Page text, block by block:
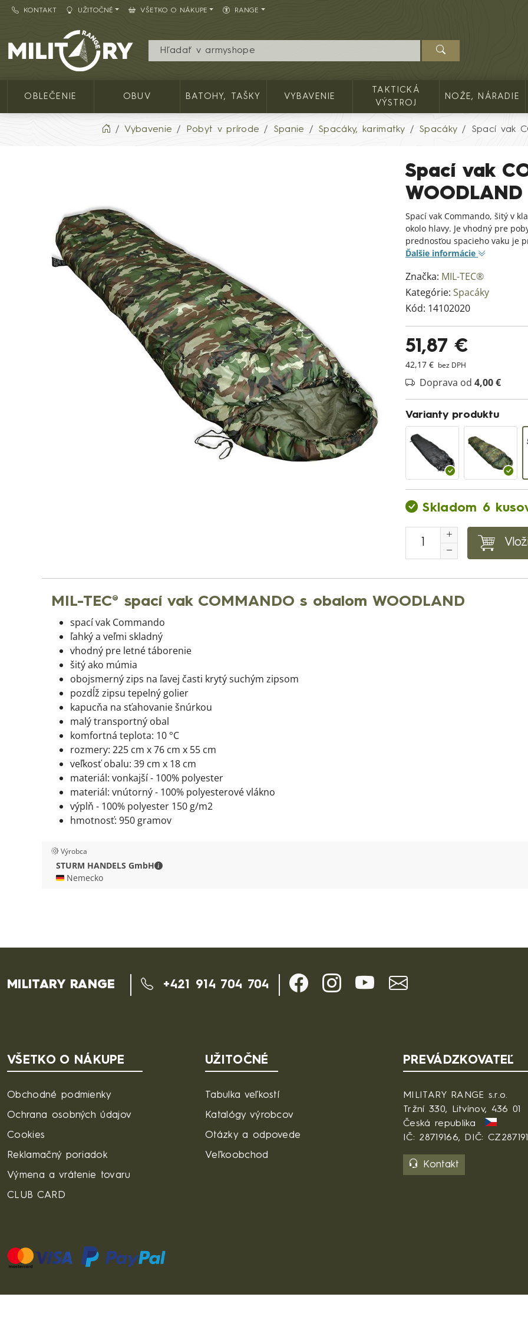
KONTAKT UŽITOČNÉ VŠETKO O NÁKUPE RANGE
Army shop MILITARY RANGE SK
OBLEČENIE OBUV BATOHY, TAŠKY VYBAVENIE
TAKTICKÁ
VÝSTROJ
NOŽE, NÁRADIE
Vybavenie Pobyt v prírode Spanie Spacáky, karimatky Spacáky Spací vak
Spací vak
WOODLAND
Spací vak Commando, šitý v
okolo hlavy. Je vhodný pre
prednosťou spacieho vaku je
Ďalšie informácie
Značka: MIL-TEC®
Kategórie: Spacáky
Kód: 14102020
51,87 €
42,17 € bez DPH
Doprava od 4,00 €
Varianty produktu
Skladom 6
MIL-TEC® spací vak COMMANDO s obalom WOODLAND
spací vak Commando
ľahký a veľmi skladný
vhodný pre letné táborenie
šitý ako múmia
obojsmerný zips na ľavej časti krytý suchým zipsom
pozdĺž zipsu tepelný golier
kapucňa na sťahovanie šnúrkou
malý transportný obal
komfortná teplota: 10 °C
rozmery: 225 cm x 76 cm x 55 cm
veľkosť obalu: 39 cm x 18 cm
materiál: vonkajší - 100% polyester
materiál: vnútorný - 100% polyesterové vlákno
výplň - 100% polyester 150 g/m2
hmotnosť: 950 gramov
Výrobca
STURM HANDELS GmbH
STURM HANDELS GmbH - Kontaktné údaje
🇩🇪 Nemecko
MILITARY RANGE +421 914 704 704
VŠETKO O NÁKUPE
Obchodné podmienky
Ochrana osobných údajov
Cookies
Reklamačný poriadok
Výmena a vrátenie tovaru
CLUB CARD
UŽITOČNÉ
Tabulka veľkostí
Katalógy výrobcov
Otázky a odpovede
Veľkoobchod
PREVÁDZKOVATEĽ
MILITARY RANGE s.r.o.
Tržní 330, Litvínov, 436 01
Česká republika
IČ: 28719166, DIČ:
Kontakt